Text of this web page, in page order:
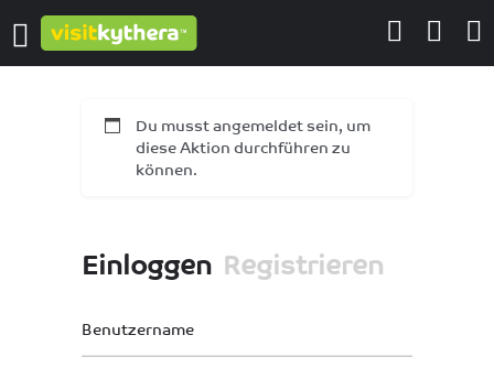
Du musst angemeldet sein, um
diese Aktion durchführen zu
können.
Einloggen Registrieren
Benutzername